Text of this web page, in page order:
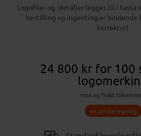
Logofiler og -detaljer legges til i kassa
bestilling og ingenting er bindende
korrektur!
24 800 kr for 100
mva og frakt
vis prisberegning